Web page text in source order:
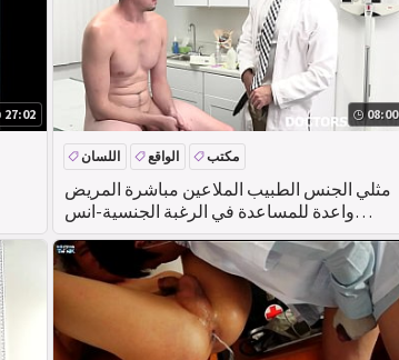
27:02 08:00
مثلي الجنس الطبيب الملاعين مباشرة المريض
واعدة للمساعدة في الرغبة الجنسية-انس
شاحن جاك هنتر
اللسان الواقع مكتب